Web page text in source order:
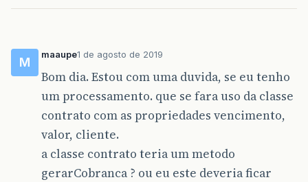
M
maaupe1 de agosto de 2019
Bom dia. Estou com uma duvida, se eu tenho
um processamento. que se fara uso da classe
contrato com as propriedades vencimento,
valor, cliente.
a classe contrato teria um metodo
gerarCobranca ? ou eu este deveria ficar